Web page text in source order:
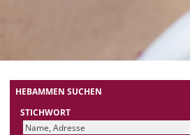
HEBAMMEN SUCHEN
STICHWORT